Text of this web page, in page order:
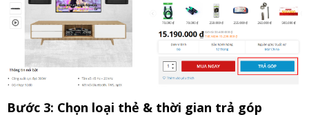
Bước 3: Chọn loại thẻ & thời gian trả góp